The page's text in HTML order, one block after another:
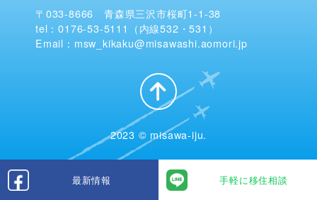
最新情報 手軽に移住相談
〒033-8666 青森県三沢市桜町1-1-38
tel：0176-53-5111（内線532・531）
Email：msw_kikaku@misawashi.aomori.jp
2023 © misawa-iju.